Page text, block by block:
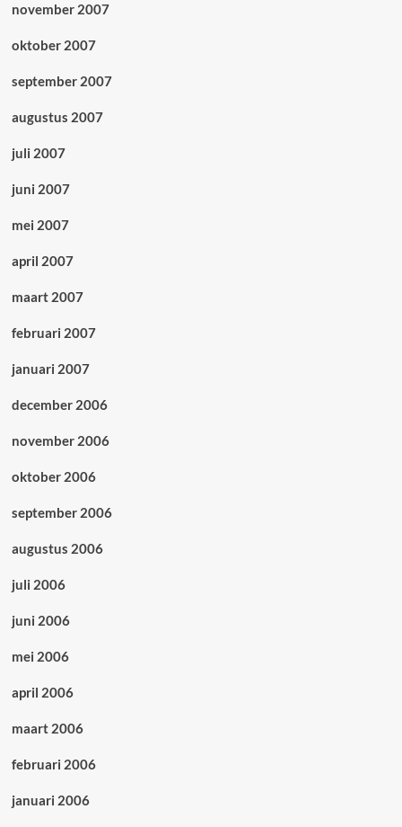
november 2007
oktober 2007
september 2007
augustus 2007
juli 2007
juni 2007
mei 2007
april 2007
maart 2007
februari 2007
januari 2007
december 2006
november 2006
oktober 2006
september 2006
augustus 2006
juli 2006
juni 2006
mei 2006
april 2006
maart 2006
februari 2006
januari 2006